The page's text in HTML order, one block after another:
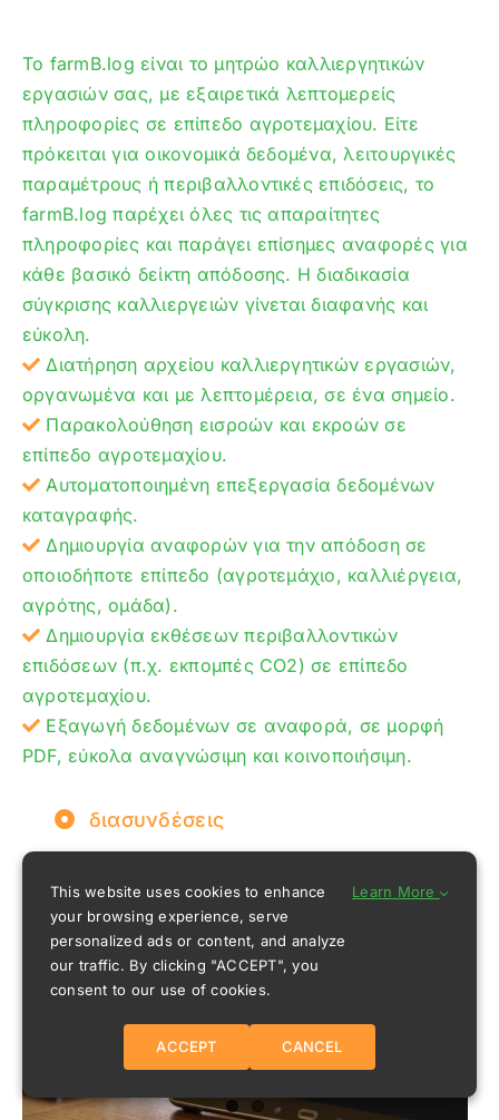
Το farmB.log είναι το μητρώο καλλιεργητικών
εργασιών σας, με εξαιρετικά λεπτομερείς
πληροφορίες σε επίπεδο αγροτεμαχίου. Είτε
πρόκειται για οικονομικά δεδομένα, λειτουργικές
παραμέτρους ή περιβαλλοντικές επιδόσεις, το
farmB.log παρέχει όλες τις απαραίτητες
πληροφορίες και παράγει επίσημες αναφορές για
κάθε βασικό δείκτη απόδοσης. Η διαδικασία
σύγκρισης καλλιεργειών γίνεται διαφανής και
εύκολη.
Διατήρηση αρχείου καλλιεργητικών εργασιών,
οργανωμένα και με λεπτομέρεια, σε ένα σημείο.
Παρακολούθηση εισροών και εκροών σε
επίπεδο αγροτεμαχίου.
Αυτοματοποιημένη επεξεργασία δεδομένων
καταγραφής.
Δημιουργία αναφορών για την απόδοση σε
οποιοδήποτε επίπεδο (αγροτεμάχιο, καλλιέργεια,
αγρότης, ομάδα).
Δημιουργία εκθέσεων περιβαλλοντικών
επιδόσεων (π.χ. εκπομπές CO2) σε επίπεδο
αγροτεμαχίου.
Εξαγωγή δεδομένων σε αναφορά, σε μορφή
PDF, εύκολα αναγνώσιμη και κοινοποιήσιμη.
διασυνδέσεις
This website uses cookies to enhance
your browsing experience, serve
personalized ads or content, and analyze
our traffic. By clicking "ACCEPT", you
consent to our use of cookies.
Learn More
ACCEPT CANCEL